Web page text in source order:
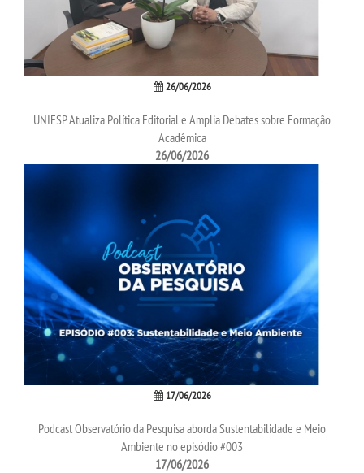
26/06/2026
UNIESP Atualiza Política Editorial e Amplia Debates sobre Formação
Acadêmica
26/06/2026
17/06/2026
Podcast Observatório da Pesquisa aborda Sustentabilidade e Meio
Ambiente no episódio #003
17/06/2026